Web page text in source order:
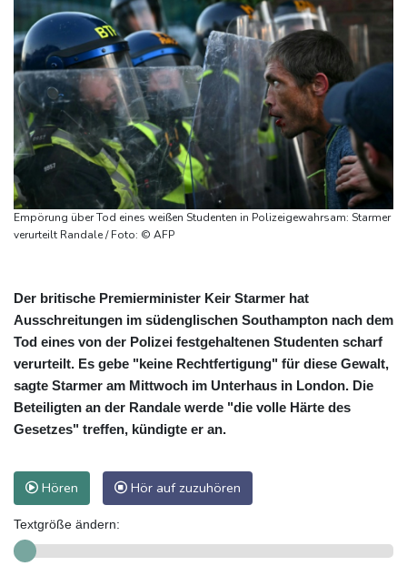
Empörung über Tod eines weißen Studenten in Polizeigewahrsam: Starmer
verurteilt Randale / Foto: © AFP
Der britische Premierminister Keir Starmer hat
Ausschreitungen im südenglischen Southampton nach dem
Tod eines von der Polizei festgehaltenen Studenten scharf
verurteilt. Es gebe "keine Rechtfertigung" für diese Gewalt,
sagte Starmer am Mittwoch im Unterhaus in London. Die
Beteiligten an der Randale werde "die volle Härte des
Gesetzes" treffen, kündigte er an.
Hören Hör auf zuzuhören
Textgröße ändern: